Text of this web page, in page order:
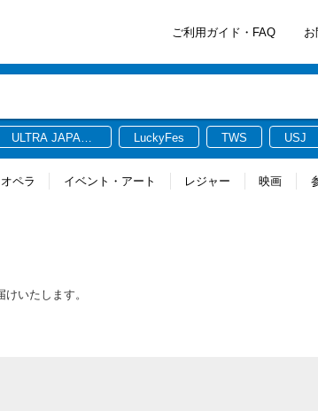
ご利用ガイド・FAQ
ULTRA JAPAN
LuckyFes TWS USJ
ペラ イベント・アート レジャー 映画
いたします。